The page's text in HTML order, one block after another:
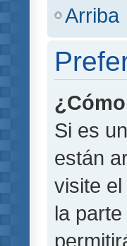
Arriba
Si es
están
visite
la